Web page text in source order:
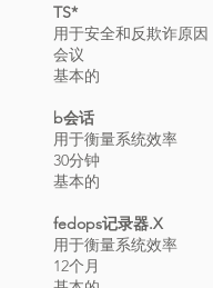
TS*
用于安全和反欺诈原因
会议
基本的
b会话
用于衡量系统效率
30分钟
基本的
fedops记录器.X
用于衡量系统效率
12个月